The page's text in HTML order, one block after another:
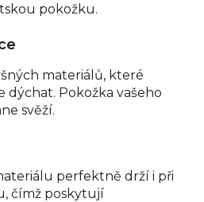
pokožku.
materiálů, které
dýchat. Pokožka vašeho
svěží.
perfektně drží i při
čímž poskytují